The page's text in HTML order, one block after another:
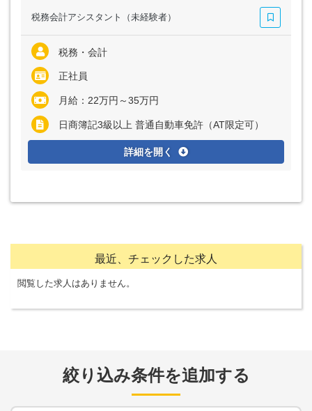
税務会計アシスタント（未経験者）
税務・会計
正社員
月給：22万円～35万円
日商簿記3級以上 普通自動車免許（AT限定可）
詳細を開く
最近、チェックした求人
閲覧した求人はありません。
絞り込み条件を追加する